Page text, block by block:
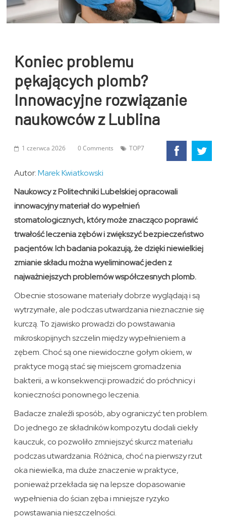
Koniec problemu
pękających plomb?
Innowacyjne rozwiązanie
naukowców z Lublina
1 czerwca 2026 0 Comments TOP7
Autor:Marek Kwiatkowski
Naukowcy z Politechniki Lubelskiej opracowali
innowacyjny materiał do wypełnień
stomatologicznych, który może znacząco poprawić
trwałość leczenia zębów i zwiększyć bezpieczeństwo
pacjentów. Ich badania pokazują, że dzięki niewielkiej
zmianie składu można wyeliminować jeden z
najważniejszych problemów współczesnych plomb.
Obecnie stosowane materiały dobrze wyglądają i są
wytrzymałe, ale podczas utwardzania nieznacznie się
kurczą. To zjawisko prowadzi do powstawania
mikroskopijnych szczelin między wypełnieniem a
zębem. Choć są one niewidoczne gołym okiem, w
praktyce mogą stać się miejscem gromadzenia
bakterii, a w konsekwencji prowadzić do próchnicy i
konieczności ponownego leczenia.
Badacze znaleźli sposób, aby ograniczyć ten problem.
Do jednego ze składników kompozytu dodali ciekły
kauczuk, co pozwoliło zmniejszyć skurcz materiału
podczas utwardzania. Różnica, choć na pierwszy rzut
oka niewielka, ma duże znaczenie w praktyce,
ponieważ przekłada się na lepsze dopasowanie
wypełnienia do ścian zęba i mniejsze ryzyko
powstawania nieszczelności.